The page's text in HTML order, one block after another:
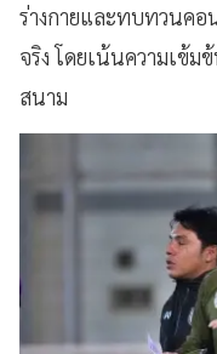
ร่างกายและทบทวนคอ
จริง โดยเน้นความเข้
สนาม